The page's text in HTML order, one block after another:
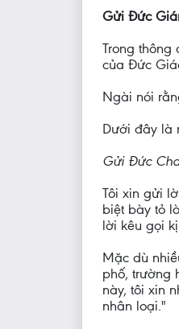
Gửi Đức
Trong
của Đức
Ngài nói
Dưới đây là
Gửi Đức
Tôi xin gửi
biệt bày tỏ
lời kêu gọi
Mặc dù
phố, trường
này, tôi xin
nhân loại."